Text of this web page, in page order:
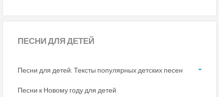
ПЕСНИДЛЯ ДЕТЕЙ
Песни для детей. Тексты популярных детских песен
Песни к Новому году для детей